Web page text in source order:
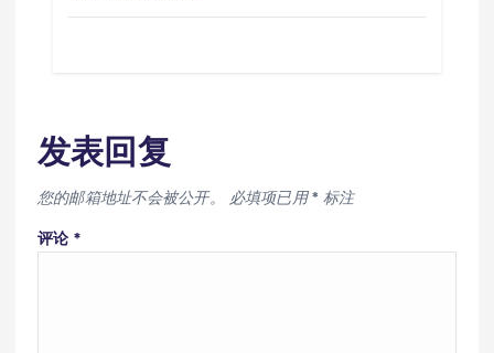
发表回复
您的邮箱地址不会被公开。 必填项已用* 标注
评论 *